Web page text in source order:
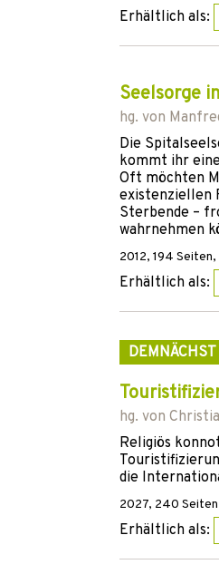
Erhältlich als:
Seelsorge
hg. von
Die
kommt ihr
Oft möchten
existenziellen
Sterbende –
wahrnehmen
2012, 194 Seiten,
Erhältlich als:
DEMNÄCHST
hg. von
Religiös
die
2027, 240
Erhältlich als: